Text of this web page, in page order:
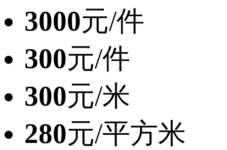
3000元/件
300元/件
300元/米
280元/平方米